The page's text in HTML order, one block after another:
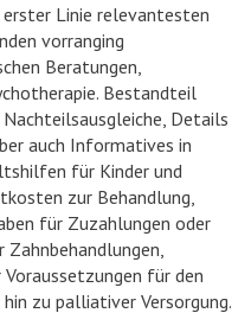
Linie relevantesten
vorranging
Beratungen,
Bestandteil
Details
auch Informatives in
für Kinder und
zur Behandlung,
für Zuzahlungen oder
für den
zu palliativer Versorgung.